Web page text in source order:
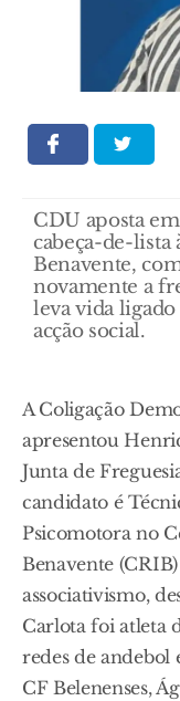
CDU aposta
cabeça-de-
Benavente,
novamente a
leva vida
acção social.
A Coligação
apresentou
Junta de
candidato é
Psicomotora no
Benavente
associativismo,
Carlota foi atleta
redes de andebol
CF Belenenses,